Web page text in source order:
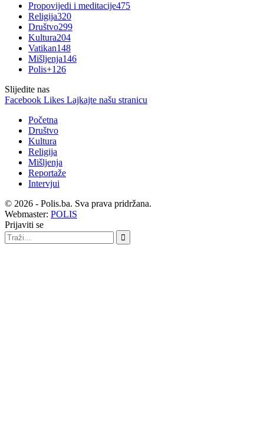
Propovijedi i meditacije475
Religija320
Društvo299
Kultura204
Vatikan148
Mišljenja146
Polis+126
Slijedite nas
Facebook Likes Lajkajte našu stranicu
Početna
Društvo
Kultura
Religija
Mišljenja
Reportaže
Intervjui
© 2026 - Polis.ba. Sva prava pridržana.
Webmaster: POLIS
Prijaviti se